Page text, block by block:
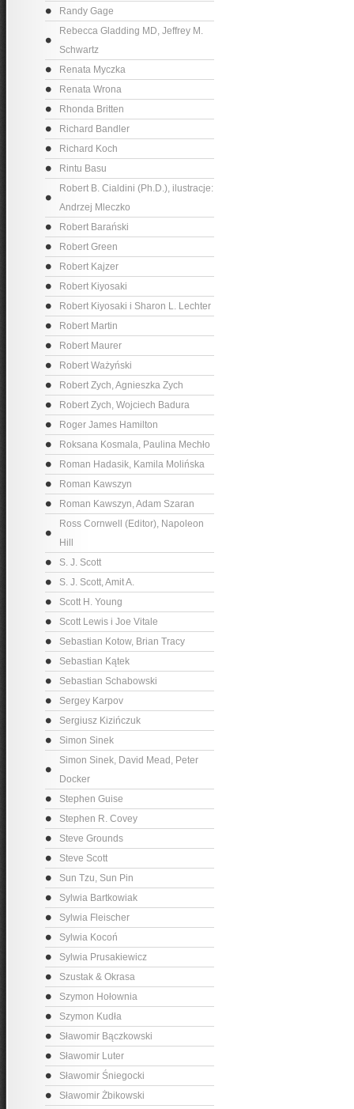
Randy Gage
Rebecca Gladding MD, Jeffrey M.
Schwartz
Renata Myczka
Renata Wrona
Rhonda Britten
Richard Bandler
Richard Koch
Rintu Basu
Robert B. Cialdini (Ph.D.), ilustracje:
Andrzej Mleczko
Robert Barański
Robert Green
Robert Kajzer
Robert Kiyosaki
Robert Kiyosaki i Sharon L. Lechter
Robert Martin
Robert Maurer
Robert Ważyński
Robert Zych, Agnieszka Zych
Robert Zych, Wojciech Badura
Roger James Hamilton
Roksana Kosmala, Paulina Mechło
Roman Hadasik, Kamila Molińska
Roman Kawszyn
Roman Kawszyn, Adam Szaran
Ross Cornwell (Editor), Napoleon
Hill
S. J. Scott
S. J. Scott, Amit A.
Scott H. Young
Scott Lewis i Joe Vitale
Sebastian Kotow, Brian Tracy
Sebastian Kątek
Sebastian Schabowski
Sergey Karpov
Sergiusz Kizińczuk
Simon Sinek
Simon Sinek, David Mead, Peter
Docker
Stephen Guise
Stephen R. Covey
Steve Grounds
Steve Scott
Sun Tzu, Sun Pin
Sylwia Bartkowiak
Sylwia Fleischer
Sylwia Kocoń
Sylwia Prusakiewicz
Szustak & Okrasa
Szymon Hołownia
Szymon Kudła
Sławomir Bączkowski
Sławomir Luter
Sławomir Śniegocki
Sławomir Żbikowski